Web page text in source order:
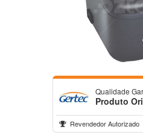
Qualidade
Produto
Revendedor Autorizado